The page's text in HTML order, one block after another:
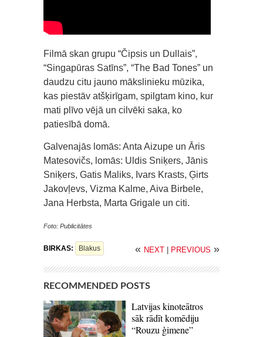
Filmā skan grupu “Čipsis un Dullais”,
“Singapūras Satīns”, “The Bad Tones” un
daudzu citu jauno mākslinieku mūzika,
kas piestāv atšķirīgam, spilgtam kino, kur
mati plīvo vējā un cilvēki saka, ko
patiesībā domā.
Galvenajās lomās: Anta Aizupe un Āris
Matesovičs, lomās: Uldis Sniķers, Jānis
Sniķers, Gatis Maliks, Ivars Krasts, Ģirts
Jakovļevs, Vizma Kalme, Aiva Birbele,
Jana Herbsta, Marta Grigale un citi.
Foto: Publicitātes
BIRKAS: Blakus « NEXT PREVIOUS »
RECOMMENDED POSTS
Latvijas kinoteātros
sāk rādīt komēdiju
“Rouzu ģimene”